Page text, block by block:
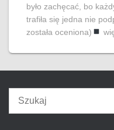
było zachęcać, bo
trafiła się jedna nie
została oceniona)